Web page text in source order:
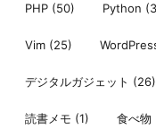
PHP (50) Python
Vim (25)
デジタルガジェット (26)
読書メモ (1) 食べ物